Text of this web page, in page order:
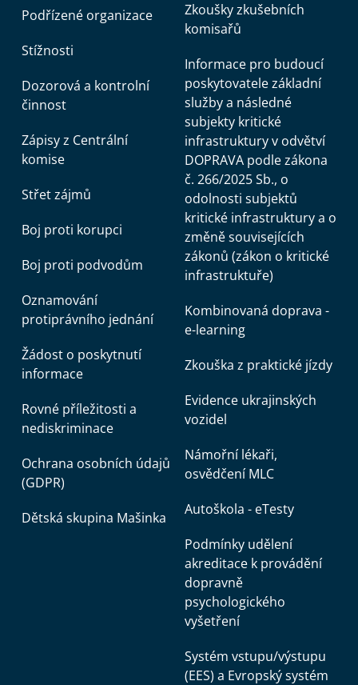
Podřízené organizace
Stížnosti
Dozorová a kontrolní
činnost
Zápisy z Centrální
komise
Střet zájmů
Boj proti korupci
Boj proti podvodům
Oznamování
protiprávního jednání
Žádost o poskytnutí
informace
Rovné příležitosti a
nediskriminace
Ochrana osobních údajů
(GDPR)
Dětská skupina Mašinka
Zkoušky zkušebních
komisařů
Informace pro budoucí
poskytovatele základní
služby a následné
subjekty kritické
infrastruktury v odvětví
DOPRAVA podle zákona
č. 266/2025 Sb., o
odolnosti subjektů
kritické infrastruktury a o
změně souvisejících
zákonů (zákon o kritické
infrastruktuře)
Kombinovaná doprava -
e-learning
Zkouška z praktické jízdy
Evidence ukrajinských
vozidel
Námořní lékaři,
osvědčení MLC
Autoškola - eTesty
Podmínky udělení
akreditace k provádění
dopravně
psychologického
vyšetření
Systém vstupu/výstupu
(EES) a Evropský systém